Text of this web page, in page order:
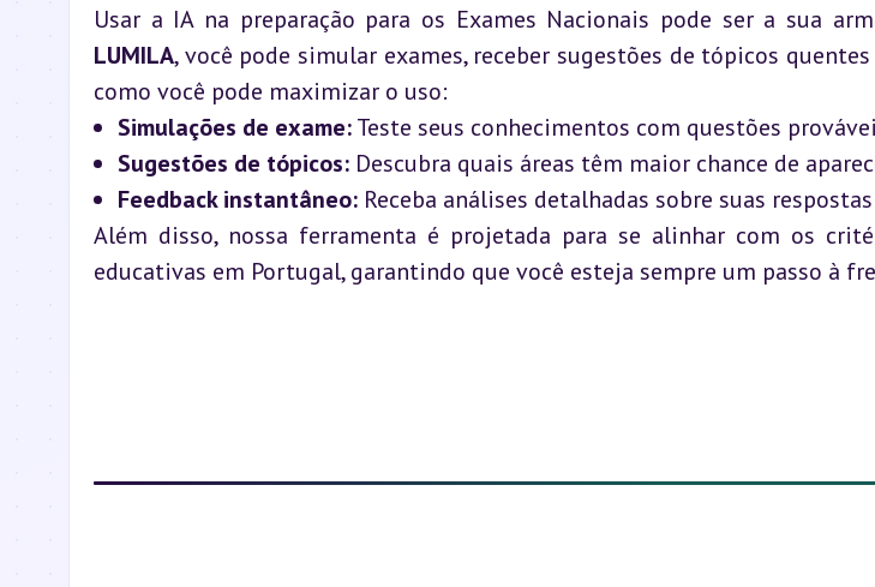
Usar a IA na preparação para os Exames Nacionais pode ser a sua
LUMILA, você pode simular exames, receber sugestões de tópicos
como você pode maximizar o uso:
Simulações de exame: Teste seus conhecimentos com questões
Sugestões de tópicos: Descubra quais áreas têm maior chance de
Feedback instantâneo: Receba análises detalhadas sobre suas
Além disso, nossa ferramenta é projetada para se alinhar com os
educativas em Portugal, garantindo que você esteja sempre um passo à